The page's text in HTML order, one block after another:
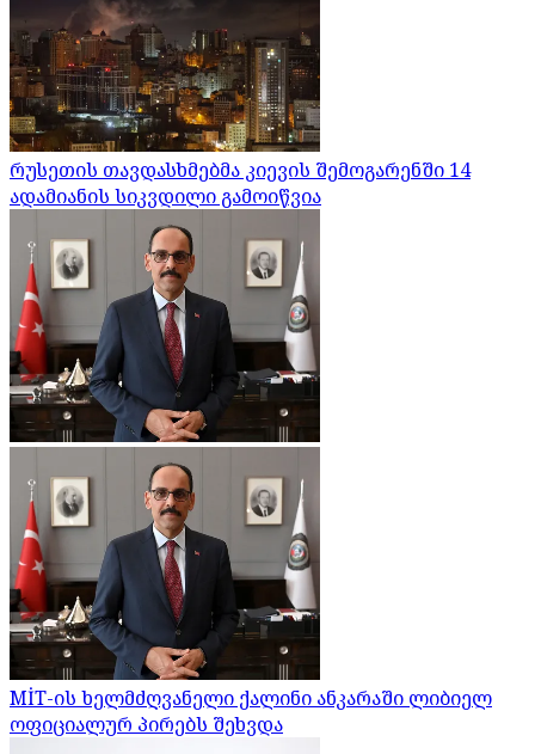
რუსეთის თავდასხმებმა კიევის შემოგარენში 14
ადამიანის სიკვდილი გამოიწვია
MİT-ის ხელმძღვანელი ქალინი ანკარაში ლიბიელ
ოფიციალურ პირებს შეხვდა